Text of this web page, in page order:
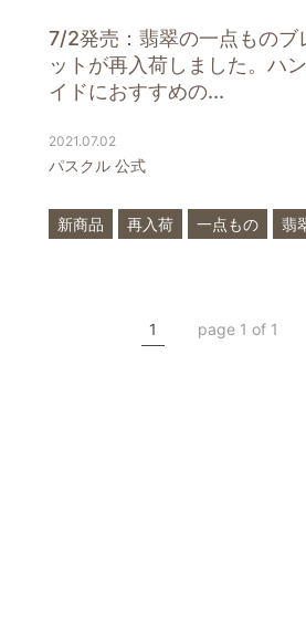
あとで読む
7/2発売：翡翠の一点ものブ
ットが再入荷しました。ハ
イドにおすすめの...
2021.07.02
パスクル 公式
新商品 再入荷 一点もの
翡
1 page 1 of 1